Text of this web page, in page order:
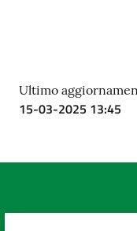
Ultimo
15-03-2025 13:45